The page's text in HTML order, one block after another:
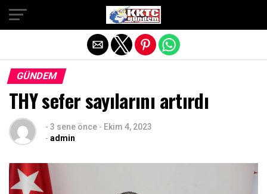
GÜNDEM
THY sefer sayılarını artırdı
- 3 sene önce - Ekim 4, 2023
- admin
Exit mobile version